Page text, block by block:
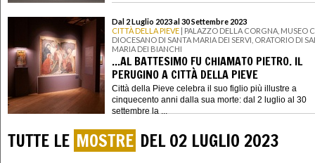
Dal 2 Luglio 2023 al 30 Settembre 2023
CITTÀ DELLA PIEVE | PALAZZO DELLA CORGNA, MUSEO
DIOCESANO DI SANTA MARIA DEI SERVI, ORATORIO DI
MARIA DEI BIANCHI
...AL BATTESIMO FU CHIAMATO PIETRO. IL
PERUGINO A CITTÀ DELLA PIEVE
Città della Pieve celebra il suo figlio più illustre a
cinquecento anni dalla sua morte: dal 2 luglio al 30
settembre la ...
TUTTE LE MOSTRE DEL 02 LUGLIO 2023